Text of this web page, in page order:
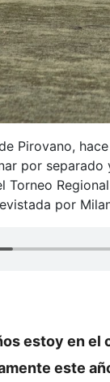
Pirovano,
por
Torneo
por
estoy en
este